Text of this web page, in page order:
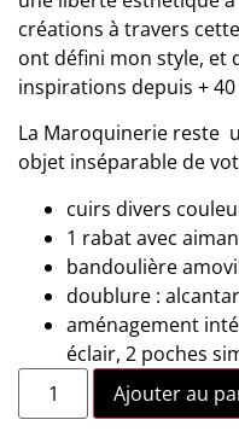
créations à travers
ont défini mon style, et
inspirations depuis + 40
La Maroquinerie reste
objet inséparable de
cuirs divers
1 rabat avec
bandoulière
doublure :
aménagement
éclair, 2 poches
Ajouter au